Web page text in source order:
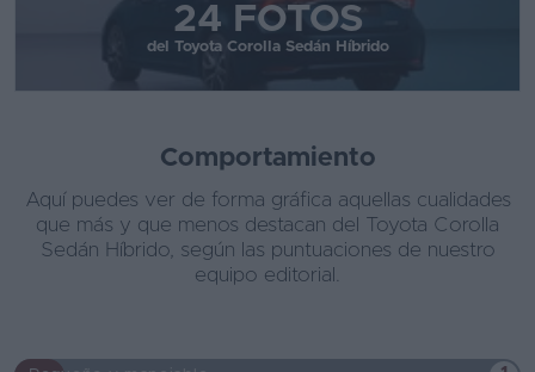
24 FOTOS
del Toyota Corolla Sedán Híbrido
Comportamiento
Aquí puedes ver de forma gráfica aquellas cualidades
que más y que menos destacan del Toyota Corolla
Sedán Híbrido, según las puntuaciones de nuestro
equipo editorial.